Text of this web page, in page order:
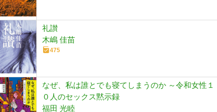
礼讃
木嶋 佳苗
475
なぜ、私は誰とでも寝てしまうのか ～令和女性１
０人のセックス黙示録
福田 光睦